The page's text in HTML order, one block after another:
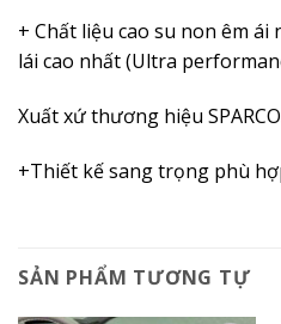
+ Chất liệu cao su non êm
lái cao nhất (Ultra
Xuất xứ thương hiệu
+Thiết kế sang trọng phù
SẢN PHẨM TƯƠNG TỰ